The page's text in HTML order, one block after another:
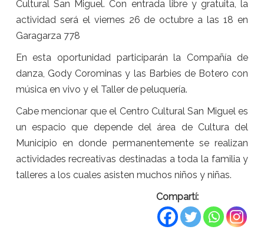
Cultural San Miguel. Con entrada libre y gratuita, la
actividad será el viernes 26 de octubre a las 18 en
Garagarza 778
En esta oportunidad participarán la Compañía de
danza, Gody Corominas y las Barbies de Botero con
música en vivo y el Taller de peluquería.
Cabe mencionar que el Centro Cultural San Miguel es
un espacio que depende del área de Cultura del
Municipio en donde permanentemente se realizan
actividades recreativas destinadas a toda la familia y
talleres a los cuales asisten muchos niños y niñas.
Compartí: